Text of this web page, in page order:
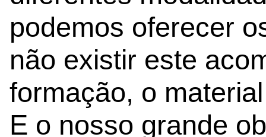
podemos oferecer
não existir este
formação, o
E o nosso grande